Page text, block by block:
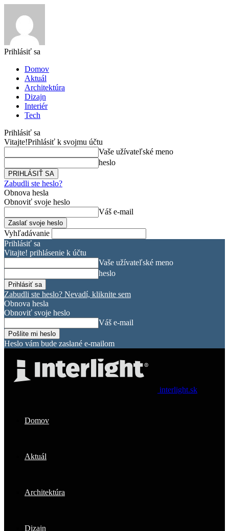
Prihlásiť sa
Domov
Aktuál
Architektúra
Dizajn
Interiér
Tech
Prihlásiť sa
Vitajte!Prihlásiť k svojmu účtu
Vaše užívateľské meno
heslo
Zabudli ste heslo?
Obnova hesla
Obnoviť svoje heslo
Váš e-mail
Vyhľadávanie
Prihlásiť sa
Vitajte! prihlásenie k účtu
Vaše užívateľské meno
heslo
Zabudli ste heslo? Nevadí, kliknite sem
Obnova hesla
Obnoviť svoje heslo
Váš e-mail
Heslo vám bude zaslané e-mailom
interlight.sk
Domov
Aktuál
Architektúra
Dizajn